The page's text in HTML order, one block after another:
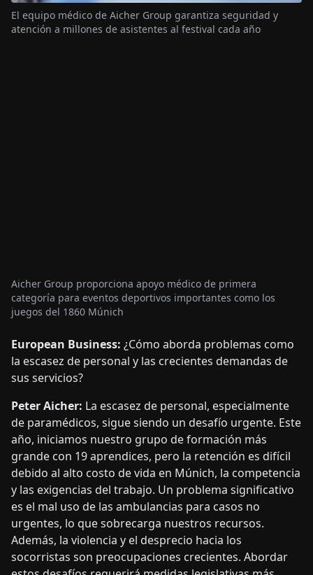
El equipo médico de Aicher Group garantiza seguridad y
atención a millones de asistentes al festival cada año
juegos del 1860 Múnich
European Business:
la escasez de personal y las crecientes demandas de
sus servicios?
Peter Aicher:
de paramédicos, sigue siendo un desafío urgente. Este
año, iniciamos nuestro grupo de formación más
grande con 19 aprendices, pero la retención es difícil
debido al alto costo de vida en Múnich, la competencia
y las exigencias del trabajo. Un problema significativo
es el mal uso de las ambulancias para casos no
urgentes, lo que sobrecarga nuestros recursos.
Además, la violencia y el desprecio hacia los
socorristas son preocupaciones crecientes. Abordar
estos desafíos requerirá medidas legislativas más
fuertes y un cambio social.